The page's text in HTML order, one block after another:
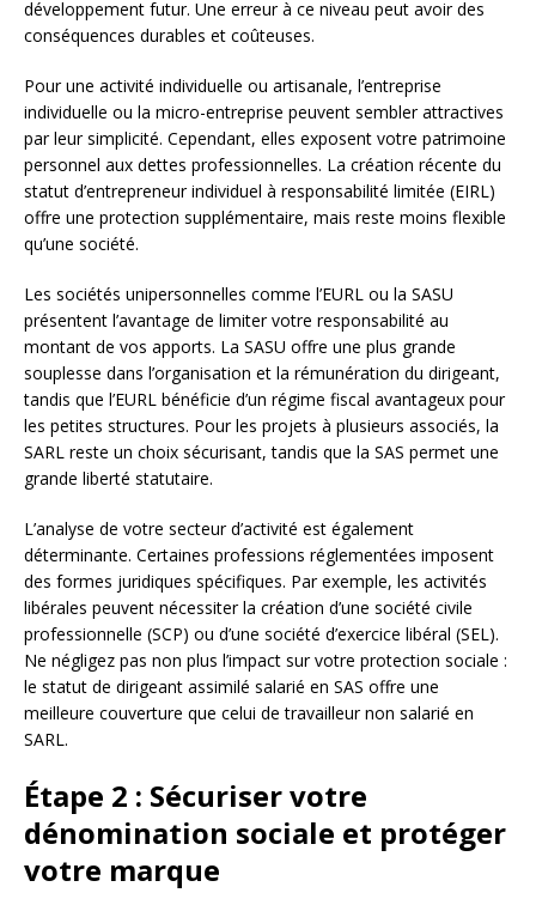
développement futur. Une erreur à ce niveau peut avoir des
conséquences durables et coûteuses.
Pour une activité individuelle ou artisanale, l’entreprise
individuelle ou la micro-entreprise peuvent sembler attractives
par leur simplicité. Cependant, elles exposent votre patrimoine
personnel aux dettes professionnelles. La création récente du
statut d’entrepreneur individuel à responsabilité limitée (EIRL)
offre une protection supplémentaire, mais reste moins flexible
qu’une société.
Les sociétés unipersonnelles comme l’EURL ou la SASU
présentent l’avantage de limiter votre responsabilité au
montant de vos apports. La SASU offre une plus grande
souplesse dans l’organisation et la rémunération du dirigeant,
tandis que l’EURL bénéficie d’un régime fiscal avantageux pour
les petites structures. Pour les projets à plusieurs associés, la
SARL reste un choix sécurisant, tandis que la SAS permet une
grande liberté statutaire.
L’analyse de votre secteur d’activité est également
déterminante. Certaines professions réglementées imposent
des formes juridiques spécifiques. Par exemple, les activités
libérales peuvent nécessiter la création d’une société civile
professionnelle (SCP) ou d’une société d’exercice libéral (SEL).
Ne négligez pas non plus l’impact sur votre protection sociale :
le statut de dirigeant assimilé salarié en SAS offre une
meilleure couverture que celui de travailleur non salarié en
SARL.
Étape 2 : Sécuriser votre
dénomination sociale et protéger
votre marque